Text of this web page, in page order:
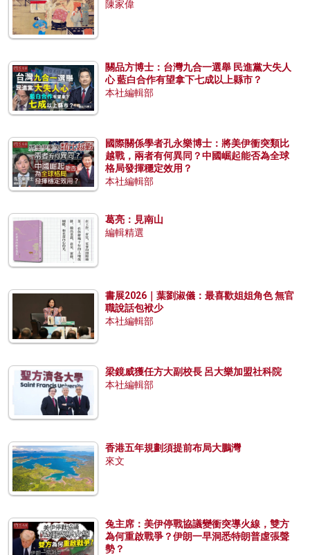
陳家偉
關品方博士：台灣九合一選舉 民進黨大失人
心 藍白合作有望拿下七成以上縣市？
本社編輯部
國際關係學者孔永樂博士：將美伊衝突類比
越戰，兩者有何異同？中國崛起能否為全球
格局發揮穩定效用？
本社編輯部
葛亮：見南山
編輯精選
書展2026｜葉劉淑儀：最喜歡姐姐角色 無官
職說話包袱少
本社編輯部
梁鏡威獲任方大副校長 呂大樂加盟社科院
本社編輯部
香港五年規劃須提前布局大鵬灣
來文
兔主席：美伊停戰協議變衝突導火線，雙方
為何重啟戰爭？伊朗一早洞悉特朗普虛張聲
勢？